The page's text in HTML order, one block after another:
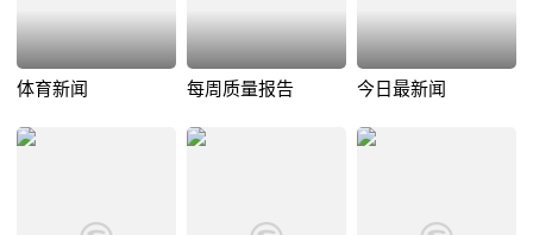
体育新闻 每周质量报告 今日最新闻